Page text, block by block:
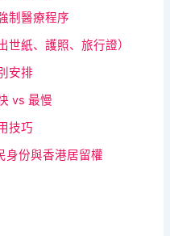
制醫療程序
紙、護照、旅行證）
安排
vs 最慢
技巧
身份與香港居留權